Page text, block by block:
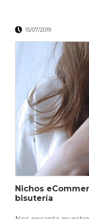
15/07/2019
Nichos
bisutería